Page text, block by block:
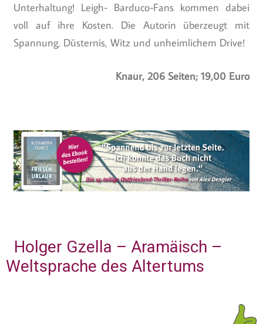
Unterhaltung! Leigh- Barduco-Fans kommen dabei
voll auf ihre Kosten. Die Autorin überzeugt mit
Spannung, Düsternis, Witz und unheimlichem Drive!
Knaur, 206 Seiten; 19,00 Euro
Holger Gzella – Aramäisch –
Weltsprache des Altertums